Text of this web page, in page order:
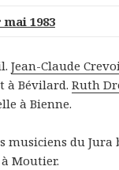
1983
Jean-Claude
à Bévilard.Ruth
à Bienne.
musiciens du
Moutier.